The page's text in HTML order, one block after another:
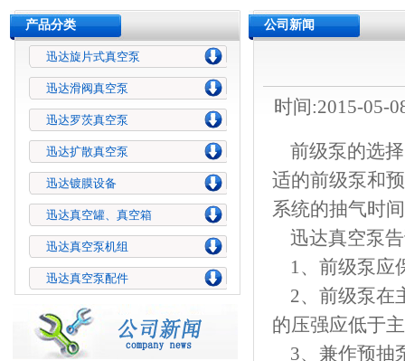
产品分类
迅达旋片式真空泵
迅达滑阀真空泵
迅达罗茨真空泵
迅达扩散真空泵
迅达镀膜设备
迅达真空罐、真空箱
迅达真空泵机组
迅达真空泵配件
公司新闻
时间:2015-05-
前级泵的选择
适的前级泵和
系统的抽气时
迅达真空泵
1、前级泵应
2、前级泵在
的压强应低于
3、兼作预抽